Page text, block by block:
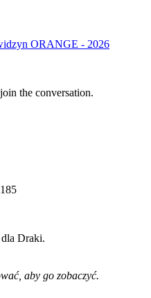
ORANGE - 2026
the conversation.
dla Draki.
aby go zobaczyć.